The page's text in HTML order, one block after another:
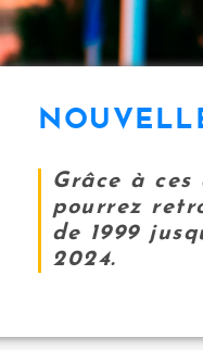
Grâce à ces
pourrez
de 1999
2024.